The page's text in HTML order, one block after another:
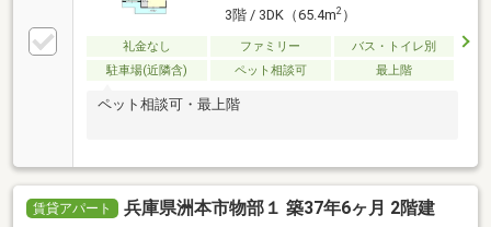
3階 / 3DK（65.4m2）
礼金なし ファミリー
バス・トイレ別
駐車場(近隣含)
ペット相談可 最上階
ペット相談可・最上階
賃貸アパート 兵庫県洲本市物部１ 築37年6ヶ月 2階建